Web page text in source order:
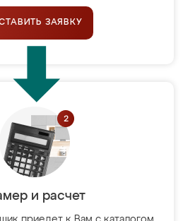
ЗАЯВКУ
и расчет